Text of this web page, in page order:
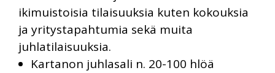
ikimuistoisia tilaisuuksia kuten kokouksia
ja yritystapahtumia sekä muita
juhlatilaisuuksia.
Kartanon juhlasali n. 20-100 hlöä